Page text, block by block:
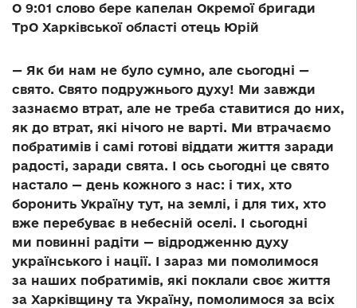
О 9:01 слово бере капелан Окремої бригади
ТрО Харківської області отець Юрій
— Як би нам не було сумно, але сьогодні —
свято. Свято подружнього духу! Ми завжди
зазнаємо втрат, але не треба ставитися до них,
як до втрат, які нічого не варті. Ми втрачаємо
побратимів і самі готові віддати життя заради
радості, заради свята. І ось сьогодні це свято
настало — день кожного з нас: і тих, хто
боронить Україну тут, на землі, і для тих, хто
вже перебуває в небесній оселі. І сьогодні
ми повинні радіти — відродженню духу
українського і нації. І зараз ми помолимося
за наших побратимів, які поклали своє життя
за Харківщину та Україну, помолимося за всіх